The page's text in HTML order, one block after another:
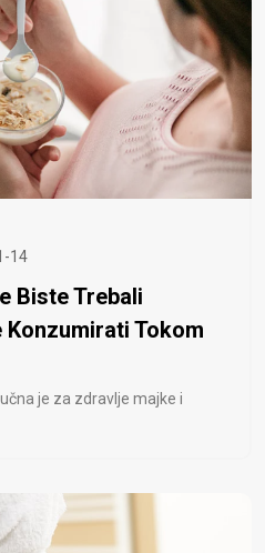
14
Biste Trebali
Tokom
je za zdravlje majke i